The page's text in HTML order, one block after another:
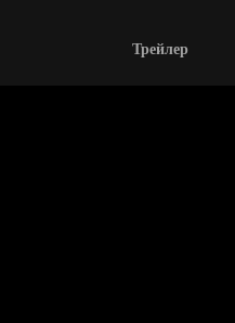
Трейлер